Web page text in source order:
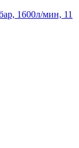
1600л/мин, 11